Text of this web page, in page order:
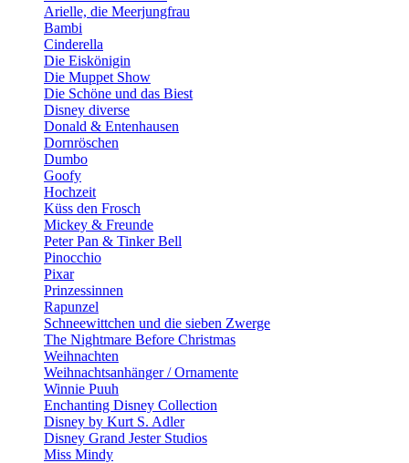
Arielle, die Meerjungfrau
Bambi
Cinderella
Die Eiskönigin
Die Muppet Show
Die Schöne und das Biest
Disney diverse
Donald & Entenhausen
Dornröschen
Dumbo
Goofy
Hochzeit
Küss den Frosch
Mickey & Freunde
Peter Pan & Tinker Bell
Pinocchio
Pixar
Prinzessinnen
Rapunzel
Schneewittchen und die sieben Zwerge
The Nightmare Before Christmas
Weihnachten
Weihnachtsanhänger / Ornamente
Winnie Puuh
Enchanting Disney Collection
Disney by Kurt S. Adler
Disney Grand Jester Studios
Miss Mindy